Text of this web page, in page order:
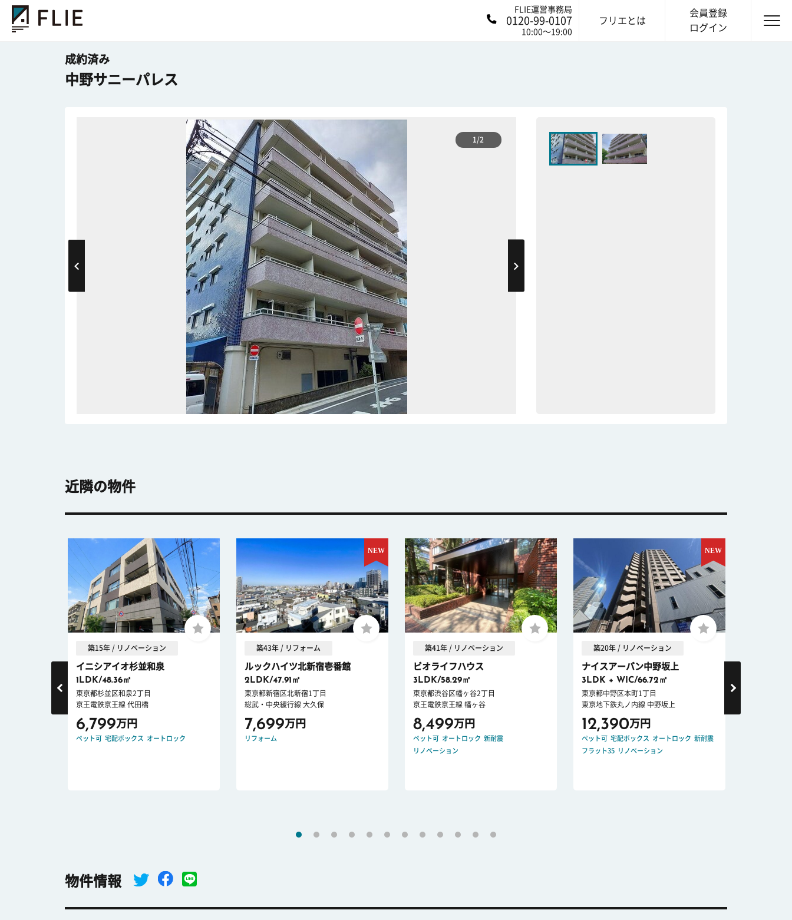
FLIE運営事務局
0120-99-0107
10:00〜19:00
フリエとは
会員登録
ログイン
成約済み
中野サニーパレス
1/2
近隣の物件
築15年 / リノベーション
イニシアイオ杉並和泉
1LDK/48.36㎡
東京都杉並区和泉2丁目
京王電鉄京王線 代田橋
6,799万円
ペット可 宅配ボックス オートロック
築43年 / リフォーム
ルックハイツ北新宿壱番館
2LDK/47.91㎡
東京都新宿区北新宿1丁目
総武・中央緩行線 大久保
7,699万円
リフォーム
築41年 / リノベーション
ビオライフハウス
3LDK/58.29㎡
東京都渋谷区幡ヶ谷2丁目
京王電鉄京王線 幡ヶ谷
8,499万円
ペット可 オートロック 新耐震
リノベーション
築20年 / リノベーション
ナイスアーバン中野坂上
3LDK + WIC/66.72㎡
東京都中野区本町1丁目
東京地下鉄丸ノ内線 中野坂上
12,390万円
ペット可 宅配ボックス オートロック 新耐震
フラット35
リノベーション
物件情報